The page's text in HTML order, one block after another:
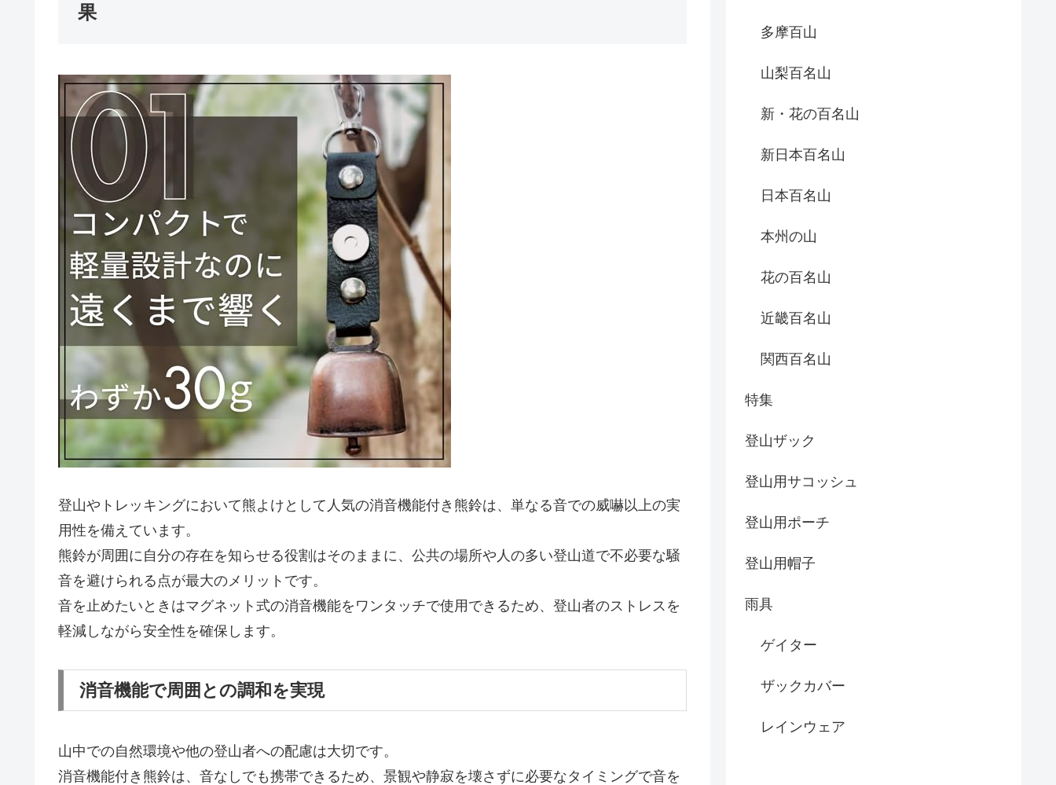
果
登山やトレッキングにおいて熊よけとして人気の消音機能付き熊鈴は、単なる音での威嚇以上の実
用性を備えています。
熊鈴が周囲に自分の存在を知らせる役割はそのままに、公共の場所や人の多い登山道で不必要な騒
音を避けられる点が最大のメリットです。
音を止めたいときはマグネット式の消音機能をワンタッチで使用できるため、登山者のストレスを
軽減しながら安全性を確保します。
消音機能で周囲との調和を実現
山中での自然環境や他の登山者への配慮は大切です。
消音機能付き熊鈴は、音なしでも携帯できるため、景観や静寂を壊さずに必要なタイミングで音を
多摩百山
山梨百名山
新・花の百名山
新日本百名山
日本百名山
本州の山
花の百名山
近畿百名山
関西百名山
特集
登山ザック
登山用サコッシュ
登山用ポーチ
登山用帽子
雨具
ゲイター
ザックカバー
レインウェア